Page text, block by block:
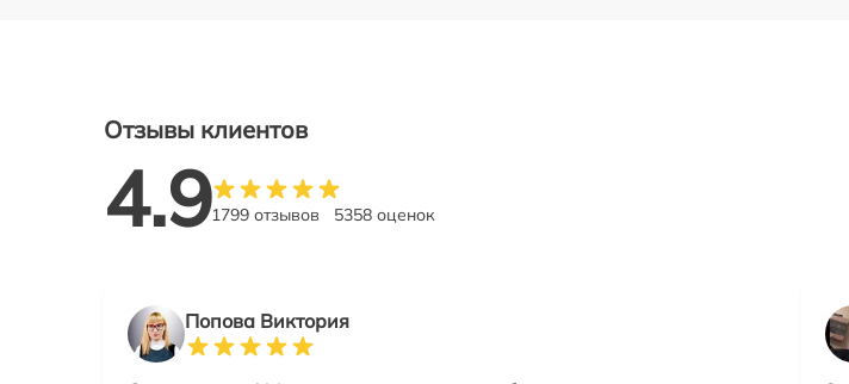
Отзывы клиентов
4.91799 отзывов 5358 оценок
Попова Виктория